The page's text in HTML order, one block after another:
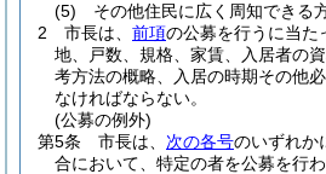
(5)
その他住民に広く周知できる
2
市長は、 前項の公募を行うに当た
地、戸数、規格、家賃、入居者の
考方法の概略、入居の時期その他
なければならない。
(公募の例外)
第5条
市長は、 次の各号のいずれか
合において、特定の者を公募を行